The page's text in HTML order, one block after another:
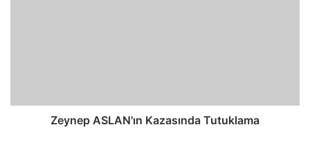
Zeynep ASLAN'ın Kazasında Tutuklama